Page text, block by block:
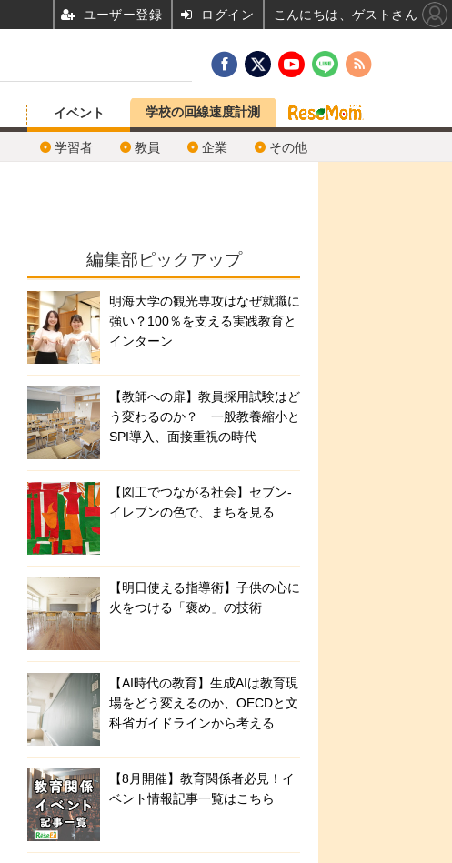
イベント
学習者 教員 企業 その他
学校の回線速度計測
編集部ピックアップ
明海大学の観光専攻はなぜ就職に
強い？100％を支える実践教育と
インターン
【教師への扉】教員採用試験はど
う変わるのか？ 一般教養縮小と
SPI導入、面接重視の時代
【図工でつながる社会】セブン‐
イレブンの色で、まちを見る
【明日使える指導術】子供の心に
火をつける「褒め」の技術
【AI時代の教育】生成AIは教育現
場をどう変えるのか、OECDと文
科省ガイドラインから考える
【8月開催】教育関係者必見！イ
ベント情報記事一覧はこちら
ユーザー登録 ログイン こんにちは、ゲストさん